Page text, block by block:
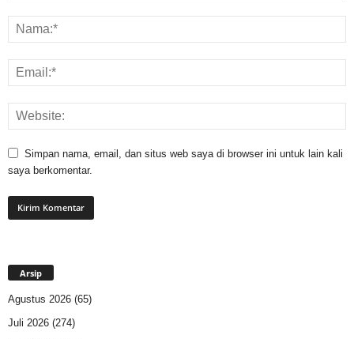
Simpan nama, email, dan situs web saya di browser ini untuk lain kali
saya berkomentar.
Arsip
Agustus 2026 (65)
Juli 2026 (274)